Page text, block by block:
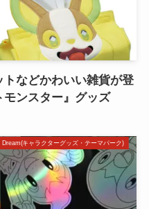
などかわいい雑貨が登
ンスター』グッズ
Dream(キャラクターグッズ・テーマパーク)